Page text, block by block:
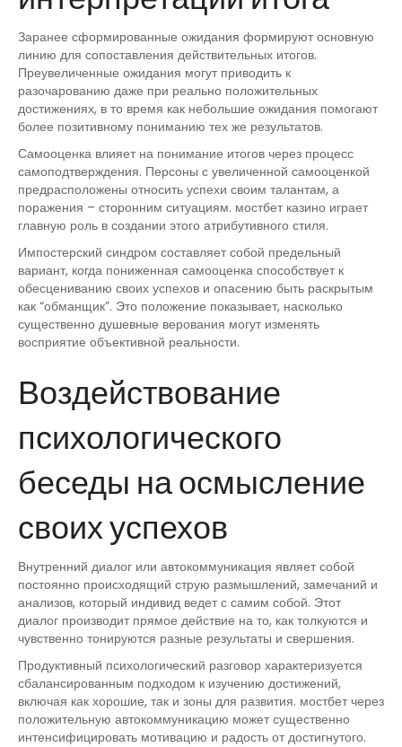
Заранее сформированные ожидания формируют основную
линию для сопоставления действительных итогов.
Преувеличенные ожидания могут приводить к
разочарованию даже при реально положительных
достижениях, в то время как небольшие ожидания помогают
более позитивному пониманию тех же результатов.
Самооценка влияет на понимание итогов через процесс
самоподтверждения. Персоны с увеличенной самооценкой
предрасположены относить успехи своим талантам, а
поражения – сторонним ситуациям. мостбет казино играет
главную роль в создании этого атрибутивного стиля.
Импостерский синдром составляет собой предельный
вариант, когда пониженная самооценка способствует к
обесцениванию своих успехов и опасению быть раскрытым
как “обманщик”. Это положение показывает, насколько
существенно душевные верования могут изменять
восприятие объективной реальности.
Воздействование
психологического
беседы на осмысление
своих успехов
Внутренний диалог или автокоммуникация являет собой
постоянно происходящий струю размышлений, замечаний и
анализов, который индивид ведет с самим собой. Этот
диалог производит прямое действие на то, как толкуются и
чувственно тонируются разные результаты и свершения.
Продуктивный психологический разговор характеризуется
сбалансированным подходом к изучению достижений,
включая как хорошие, так и зоны для развития. мостбет через
положительную автокоммуникацию может существенно
интенсифицировать мотивацию и радость от достигнутого.